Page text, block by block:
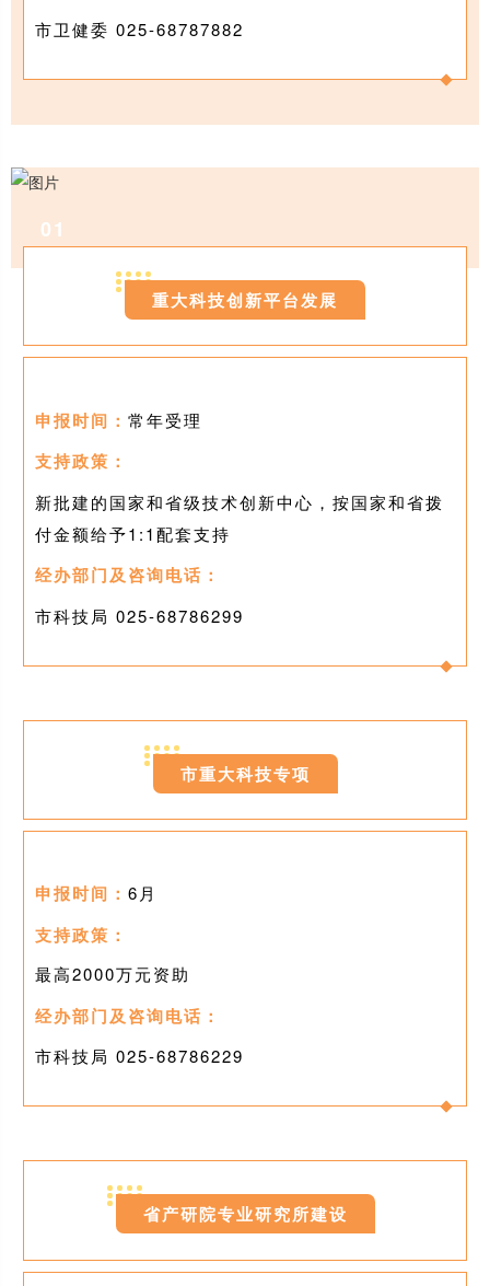
市卫健委 025-68787882
01
重大科技创新平台发展
申报时间： 常年受理
支持政策：
新批建的国家和省级技术创新中心，按国家和省拨
付金额给予1:1配套支持
经办部门及咨询电话：
市科技局 025-68786299
市重大科技专项
申报时间： 6月
支持政策：
最高2000万元资助
经办部门及咨询电话：
市科技局 025-68786229
省产研院专业研究所建设